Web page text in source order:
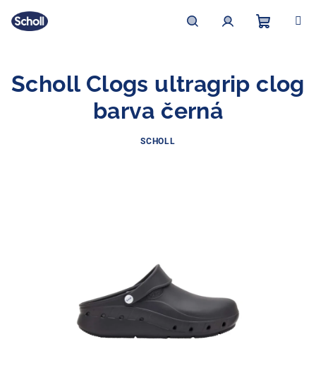
obsah
košík
Scholl Clogs ultragrip clog
barva černá
SCHOLL